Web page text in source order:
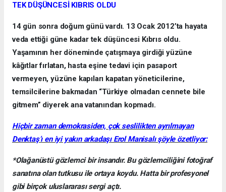
TEK DÜŞÜNCESİ KIBRIS OLDU
14 gün sonra doğum günü vardı. 13 Ocak 2012’ta hayata
veda ettiği güne kadar tek düşüncesi Kıbrıs oldu.
Yaşamının her döneminde çatışmaya girdiği yüzüne
kâğıtlar fırlatan, hasta eşine tedavi için pasaport
vermeyen, yüzüne kapıları kapatan yöneticilerine,
temsilcilerine bakmadan “Türkiye olmadan cennete bile
gitmem” diyerek ana vatanından kopmadı.
Hiçbir zaman demokrasiden, çok seslilikten ayrılmayan
Denktaş’ı en iyi yakın arkadaşı Erol Manisalı şöyle özetliyor:
*Olağanüstü gözlemci bir insandır. Bu gözlemciliğini fotoğraf
sanatına olan tutkusu ile ortaya koydu. Hatta bir profesyonel
gibi birçok uluslararası sergi açtı.